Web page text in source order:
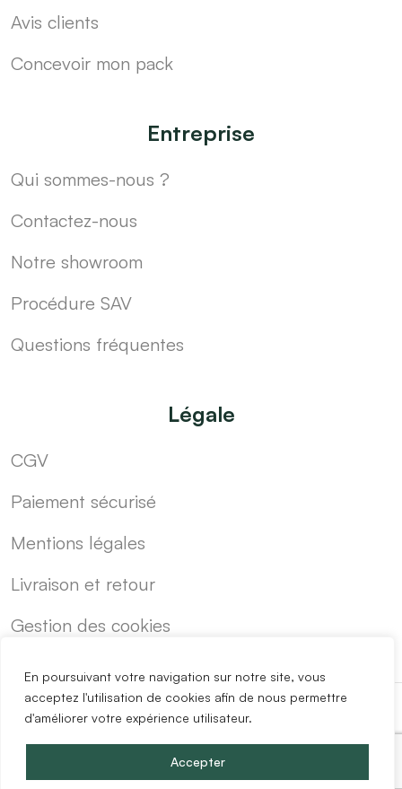
En poursuivant votre navigation sur notre site, vous
acceptez l'utilisation de cookies afin de nous permettre
d'améliorer votre expérience utilisateur.
Accepter
Avis clients
Concevoir mon pack
Entreprise
Qui sommes-nous ?
Contactez-nous
Notre showroom
Procédure SAV
Questions fréquentes
Légale
CGV
Paiement sécurisé
Mentions légales
Livraison et retour
Gestion des cookies
-
Copyright @2024 Easy Mobilier.